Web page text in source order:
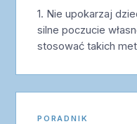
1. Nie upokarzaj
silne poczucie
stosować takich
PORADNIK